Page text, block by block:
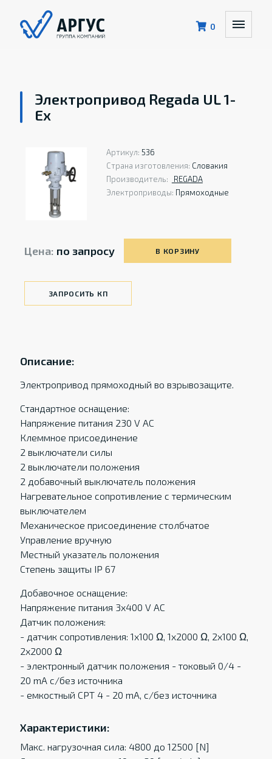
0
Электропривод Regada UL 1-
Ex
Артикул: 536
Страна изготовления: Словакия
Производитель:
REGADA
Электроприводы: Прямоходные
Цена: по запросу В КОРЗИНУ
ЗАПРОСИТЬ КП
Описание:
Электропривод прямоходный во взрывозащите.
Стандартное оснащение:
Напряжение питания 230 V AC
Клеммное присоединение
2 выключатели силы
2 выключатели положения
2 добавочный выключатель положения
Нагревательное сопротивление с термическим
выключателем
Механическое присоединение столбчатое
Управление вручную
Местный указатель положения
Степень защиты IP 67
Добавочное оснащение:
Напряжение питания 3x400 V AC
Датчик положения:
- датчик сопротивления: 1x100 Ω, 1x2000 Ω, 2x100 Ω,
2x2000 Ω
- электронный датчик положения - токовый 0/4 -
20 mA c/без источника
- eмкостный CPT 4 - 20 mA, c/без источника
Характеристики:
Макс. нагрузочная сила: 4800 до 12500 [N]